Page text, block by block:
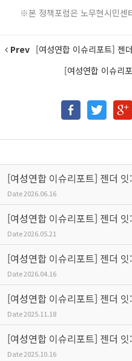
※본 정책포럼은 노무현시민센
Prev [여성연합 이슈리포트] 젠
[여성연합 이슈리
[여성연합 이슈리포트] 젠더
Date2026.06.16
[여성연합 이슈리포트] 젠더
Date2026.05.21
[여성연합 이슈리포트] 젠더
Date2026.04.16
[여성연합 이슈리포트] 젠더
Date2025.11.18
[여성연합 이슈리포트] 젠더
Date2025.10.16